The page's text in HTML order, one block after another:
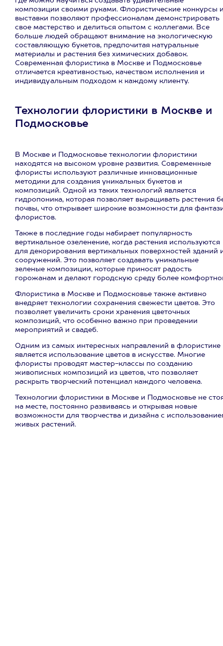
композиции своими руками. Флористические конкурсы
выставки позволяют профессионалам демонстрировать
свое мастерство и делиться опытом с коллегами. Все
больше людей обращают внимание на экологическую
составляющую букетов, предпочитая натуральные
материалы и растения без химических добавок.
Современная флористика в Москве и Подмосковье
отличается креативностью, качеством исполнения и
индивидуальным подходом к каждому клиенту.
Технологии флористики в Москве и
Подмосковье
В Москве и Подмосковье технологии флористики
находятся на высоком уровне развития. Современные
флористы используют различные инновационные
методики для создания уникальных букетов и
композиций. Одной из таких технологий является
гидропоника, которая позволяет выращивать растения
почвы, что открывает широкие возможности для
флористов.
Также в последние годы набирает популярность
вертикальное озеленение, когда растения используются
для декорирования вертикальных поверхностей зданий
сооружений. Это позволяет создавать уникальные
зеленые композиции, которые приносят радость
горожанам и делают городскую среду более
Флористика в Москве и Подмосковье также активно
внедряет технологии сохранения свежести цветов. Это
позволяет увеличить сроки хранения цветочных
композиций, что особенно важно при проведении
мероприятий и свадеб.
Одним из самых интересных направлений в флористике
является использование цветов в искусстве. Многие
флористы проводят мастер-классы по созданию
живописных композиций из цветов, что позволяет
раскрыть творческий потенциал каждого человека.
Технологии флористики в Москве и Подмосковье не
на месте, постоянно развиваясь и открывая новые
возможности для творчества и дизайна с
живых растений.